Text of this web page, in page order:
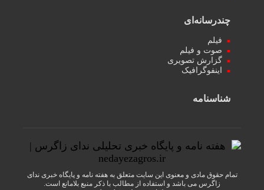
چندرسانه‌ای
فیلم
صوت و فیلم
گزارش تصویری
اینفوگرافیک
شناسنامه
تمام حقوق مادی و معنوی این سایت متعلق به هفته نامه و پایگاه خبری ندای
زاگرس می باشد و استفاده از مطالب با ذکر منبع بلامانع است.